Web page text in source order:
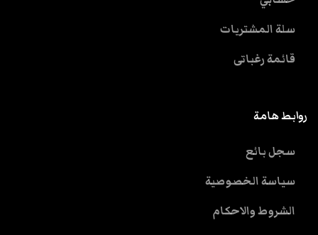
سلة المشتريات
قائمة رغباتى
روابط هامة
سجل بائع
سياسة الخصوصية
الشروط والاحكام